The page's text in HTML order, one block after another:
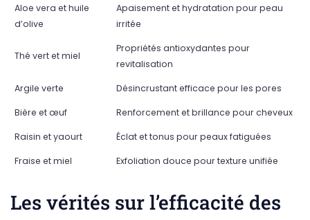
Aloe vera et huile
d’olive
Apaisement et hydratation pour peau
irritée
Thé vert et miel
Propriétés antioxydantes pour
revitalisation
Argile verte Désincrustant efficace pour les pores
Bière et œuf Renforcement et brillance pour cheveux
Raisin et yaourt Éclat et tonus pour peaux fatiguées
Fraise et miel Exfoliation douce pour texture unifiée
Les vérités sur l’efficacité des